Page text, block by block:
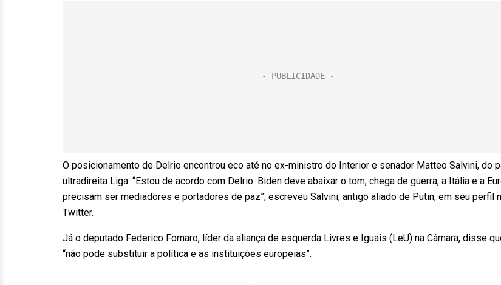
O posicionamento de Delrio encontrou eco até no ex-ministro do Interior e senador Matteo Salvini, do
ultradireita Liga. “Estou de acordo com Delrio. Biden deve abaixar o tom, chega de guerra, a Itália e a
precisam ser mediadores e portadores de paz”, escreveu Salvini, antigo aliado de Putin, em seu perfil
Twitter.
Já o deputado Federico Fornaro, líder da aliança de esquerda Livres e Iguais (LeU) na Câmara, disse
“não pode substituir a política e as instituições europeias”.